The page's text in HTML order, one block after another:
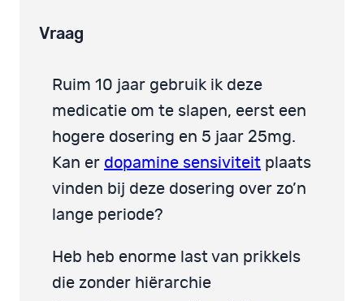
Vraag
Ruim 10 jaar gebruik ik deze
medicatie om te slapen, eerst een
hogere dosering en 5 jaar 25mg.
Kan er dopamine sensiviteit plaats
vinden bij deze dosering over zo’n
lange periode?
Heb heb enorme last van prikkels
die zonder hiërarchie